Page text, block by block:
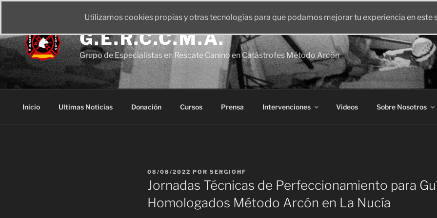
G.E.R.C.C.M.A.
Grupo de Especialistas en Rescate Canino en Catástrofes Método Arcón
Inicio Ultimas Noticias Donación Cursos Prensa Intervenciones Videos Sobre Nosotros
08/08/2022 POR SERGIOHF
Jornadas Técnicas de Perfeccionamiento para
Homologados Método Arcón en La Nucía
Utilizamos cookies propias y otras tecnologías para que podamos mejorar tu experiencia en este